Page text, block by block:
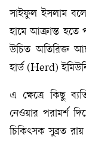
সাইফুল ইসলাম
হামে আক্রান্ত হতে
উচিত অতিরিক্ত
হার্ড (Herd)
এ ক্ষেত্রে কিছু
নেওয়ার পরামর্শ
চিকিৎসক সুব্রত